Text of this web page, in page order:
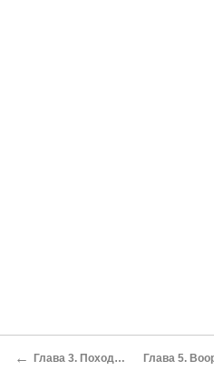
← Глава 3. Походы Александра Невского